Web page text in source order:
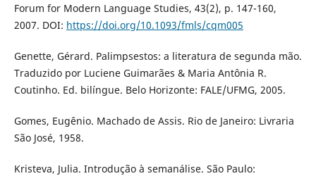
Forum for Modern Language Studies, 43(2), p. 147-160,
2007. DOI: https://doi.org/10.1093/fmls/cqm005
Genette, Gérard. Palimpsestos: a literatura de segunda mão.
Traduzido por Luciene Guimarães & Maria Antônia R.
Coutinho. Ed. bilíngue. Belo Horizonte: FALE/UFMG, 2005.
Gomes, Eugênio. Machado de Assis. Rio de Janeiro: Livraria
São José, 1958.
Kristeva, Julia. Introdução à semanálise. São Paulo: